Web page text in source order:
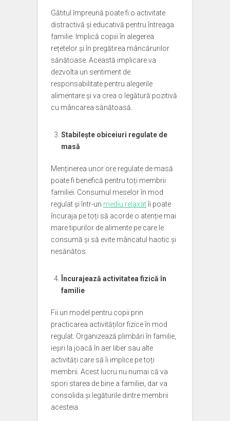
Gătitul împreună poate fi o activitate
distractivă și educativă pentru întreaga
familie. Implică copiii în alegerea
rețetelor și în pregătirea mâncărurilor
sănătoase. Această implicare va
dezvolta un sentiment de
responsabilitate pentru alegerile
alimentare și va crea o legătură pozitivă
cu mâncarea sănătoasă.
Stabilește obiceiuri regulate de
masă
Menținerea unor ore regulate de masă
poate fi benefică pentru toți membrii
familiei. Consumul meselor în mod
regulat și într-un mediu relaxatîi poate
încuraja pe toți să acorde o atenție mai
mare tipurilor de alimente pe care le
consumă și să evite mâncatul haotic și
nesănătos.
Încurajează activitatea fizică în
familie
Fii un model pentru copii prin
practicarea activităților fizice în mod
regulat. Organizează plimbări în familie,
ieșiri la joacă în aer liber sau alte
activități care să îi implice pe toți
membrii. Acest lucru nu numai că va
spori starea de bine a familiei, dar va
consolida și legăturile dintre membrii
acesteia.